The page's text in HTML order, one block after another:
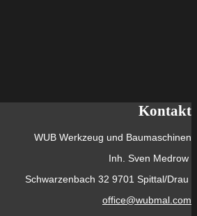
Kontakt
WUB Werkzeug und Baumaschinen
Inh. Sven Medrow
Schwarzenbach 32 9701 Spittal/Drau
office@wubmal.com